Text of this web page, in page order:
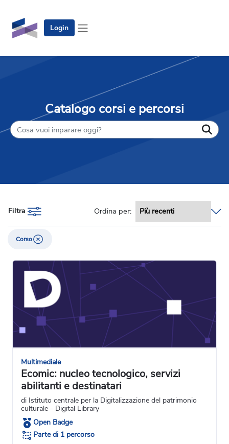
Login
Catalogo corsi e percorsi
Filtra Ordina per:
Corso
Multimediale
Ecomic: nucleo tecnologico, servizi
abilitanti e destinatari
di Istituto centrale per la Digitalizzazione del patrimonio
culturale - Digital Library
Open Badge
Parte di 1 percorso